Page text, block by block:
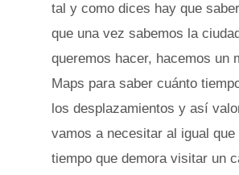
tal y como dices hay que
que una vez sabemos la
queremos hacer, hacemos un
Maps para saber cuánto
los desplazamientos y así
vamos a necesitar al igual
tiempo que demora visitar un